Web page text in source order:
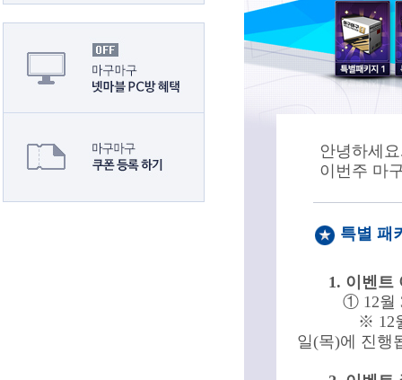
안녕하세
이번주 마
특별 패
1. 이벤트
① 12월
※ 12
일(목)에 진행